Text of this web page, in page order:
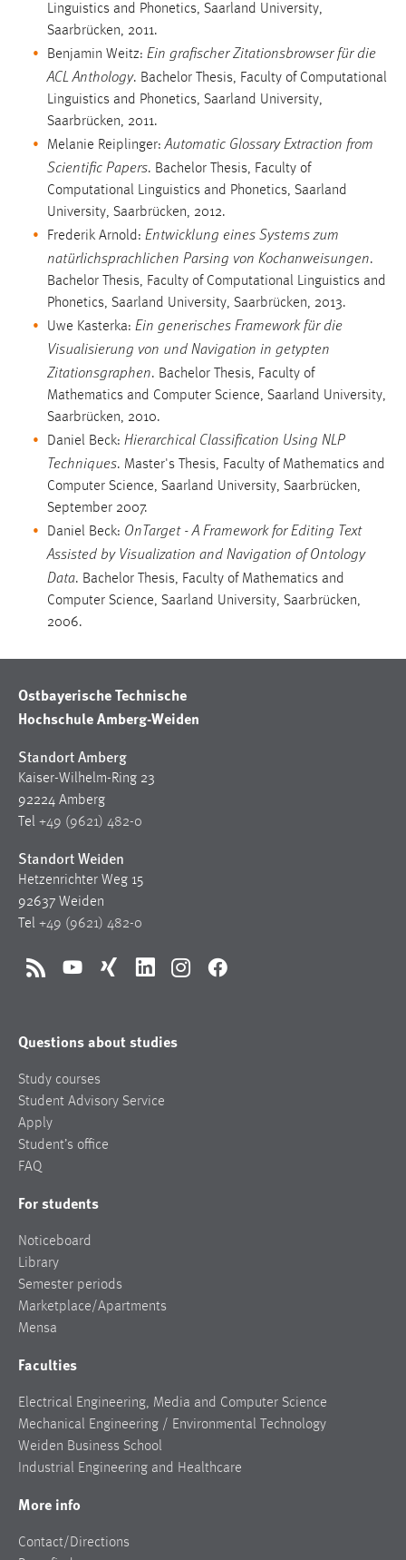
Linguistics and Phonetics, Saarland University,
Saarbrücken, 2011.
Benjamin Weitz: Ein grafischer Zitationsbrowser für die
ACL Anthology. Bachelor Thesis, Faculty of Computational
Linguistics and Phonetics, Saarland University,
Saarbrücken, 2011.
Melanie Reiplinger:Automatic Glossary Extraction from
Scientific Papers. Bachelor Thesis, Faculty of
Computational Linguistics and Phonetics, Saarland
University, Saarbrücken, 2012.
Frederik Arnold: Entwicklung eines Systems zum
natürlichsprachlichen Parsing von Kochanweisungen.
Bachelor Thesis, Faculty of Computational Linguistics and
Phonetics, Saarland University, Saarbrücken, 2013.
Uwe Kasterka: Ein generisches Framework für die
Visualisierung von und Navigation in getypten
Zitationsgraphen. Bachelor Thesis, Faculty of
Mathematics and Computer Science, Saarland University,
Saarbrücken, 2010.
Daniel Beck: Hierarchical Classification Using NLP
Techniques. Master's Thesis, Faculty of Mathematics and
Computer Science, Saarland University, Saarbrücken,
September 2007.
Daniel Beck: OnTarget - A Framework for Editing Text
Assisted by Visualization and Navigation of Ontology
Data. Bachelor Thesis, Faculty of Mathematics and
Computer Science, Saarland University, Saarbrücken,
2006.
Ostbayerische Technische
Hochschule Amberg-Weiden
Standort Amberg
Kaiser-Wilhelm-Ring 23
92224 Amberg
Tel +49 (9621) 482-0
Standort Weiden
Hetzenrichter Weg 15
92637 Weiden
Tel +49 (9621) 482-0
RSS YouTubeXing LinkedInInstagramFacebook
Questions about studies
Study courses
Student Advisory Service
Apply
Student’s office
FAQ
For students
Noticeboard
Library
Semester periods
Marketplace/Apartments
Mensa
Faculties
Electrical Engineering, Media and Computer Science
Mechanical Engineering / Environmental Technology
Weiden Business School
Industrial Engineering and Healthcare
More info
Contact/Directions